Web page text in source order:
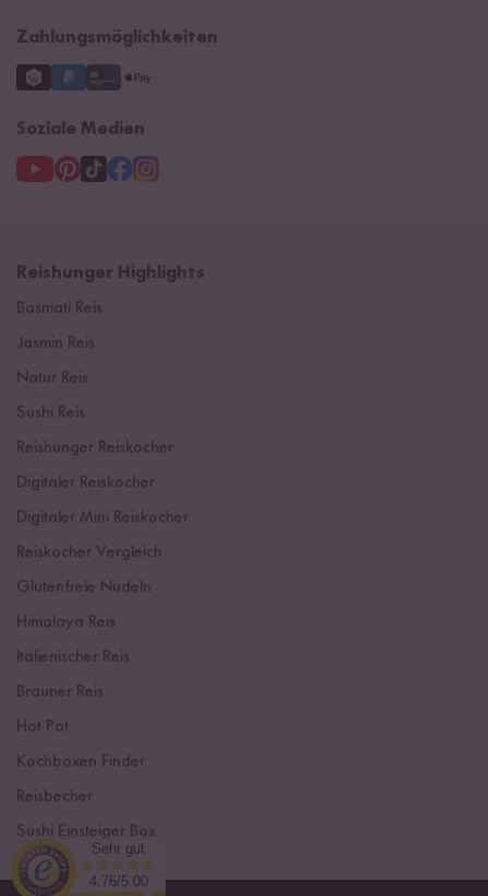
Zahlungsmöglichkeiten
Soziale Medien
Reishunger Highlights
Basmati Reis
Jasmin Reis
Natur Reis
Sushi Reis
Reishunger Reiskocher
Digitaler Reiskocher
Digitaler Mini Reiskocher
Reiskocher Vergleich
Glutenfreie Nudeln
Himalaya Reis
Italienischer Reis
Brauner Reis
Hot Pot
Kochboxen Finder
Reisbecher
Sushi Einsteiger Box
Sehr gut
4.76/5.00